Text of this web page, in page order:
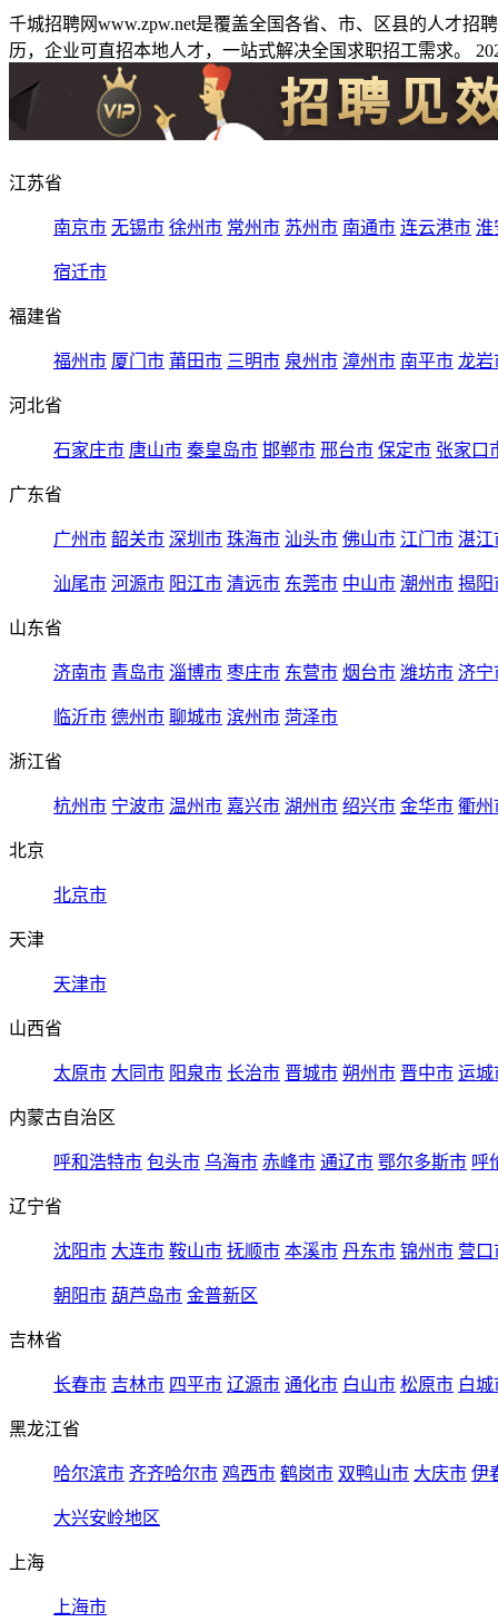
千城招聘网www.zpw.net是覆盖全国各省、市、区县的人才
历，企业可直招本地人才，一站式解决全国求职招工需求。
江苏省
南京市 无锡市 徐州市 常州市 苏州市 南通市 连云港市 淮
宿迁市
福建省
福州市 厦门市 莆田市 三明市 泉州市 漳州市 南平市 龙岩
河北省
石家庄市 唐山市 秦皇岛市 邯郸市 邢台市 保定市 张家口
广东省
广州市 韶关市 深圳市 珠海市 汕头市 佛山市 江门市 湛江
汕尾市 河源市 阳江市 清远市 东莞市 中山市 潮州市 揭阳
山东省
济南市 青岛市 淄博市 枣庄市 东营市 烟台市 潍坊市 济宁
临沂市 德州市 聊城市 滨州市 菏泽市
浙江省
杭州市 宁波市 温州市 嘉兴市 湖州市 绍兴市 金华市 衢州
北京
北京市
天津
天津市
山西省
太原市 大同市 阳泉市 长治市 晋城市 朔州市 晋中市 运城
内蒙古自治区
呼和浩特市 包头市 乌海市 赤峰市 通辽市 鄂尔多斯市 呼
辽宁省
沈阳市 大连市 鞍山市 抚顺市 本溪市 丹东市 锦州市 营口
朝阳市 葫芦岛市 金普新区
吉林省
长春市 吉林市 四平市 辽源市 通化市 白山市 松原市 白城
黑龙江省
哈尔滨市 齐齐哈尔市 鸡西市 鹤岗市 双鸭山市 大庆市 伊
大兴安岭地区
上海
上海市